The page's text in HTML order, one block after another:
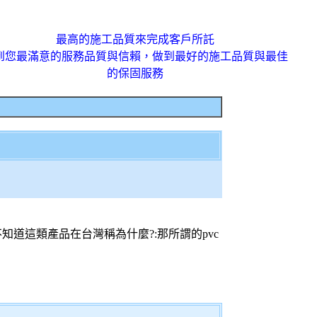
最高的施工品質來完成客戶所託
您最滿意的服務品質與信賴，做到最好的施工品質與最佳
的保固服務
道這類產品在台灣稱為什麼?:那所謂的pvc